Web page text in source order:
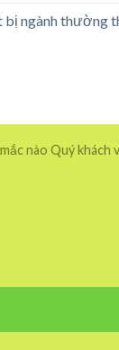
bị ngành thường
nào Quý